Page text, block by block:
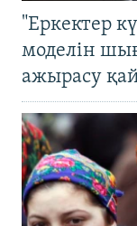
"Еркектер
моделін
ажырасу